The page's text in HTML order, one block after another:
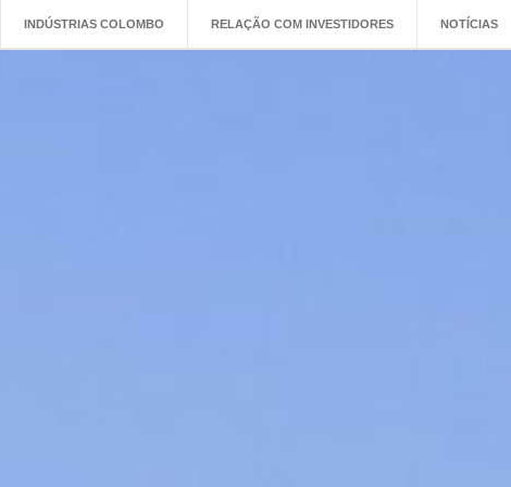
INDÚSTRIAS COLOMBO RELAÇÃO COM INVESTIDORES NOTÍCIAS